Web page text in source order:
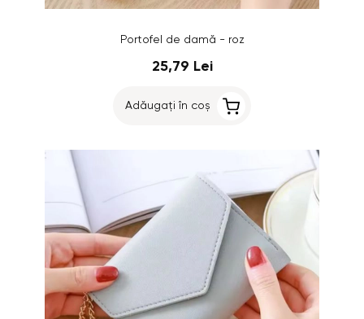
Portofel de damă - roz
25,79 Lei
Adăugați în coș